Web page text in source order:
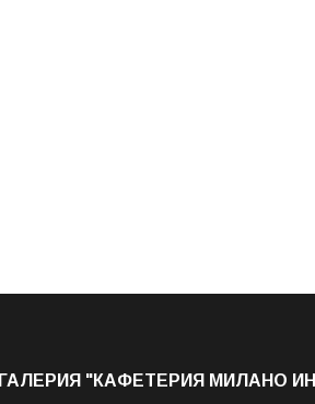
ГАЛЕРИЯ "КАФЕТЕРИЯ МИЛАНО